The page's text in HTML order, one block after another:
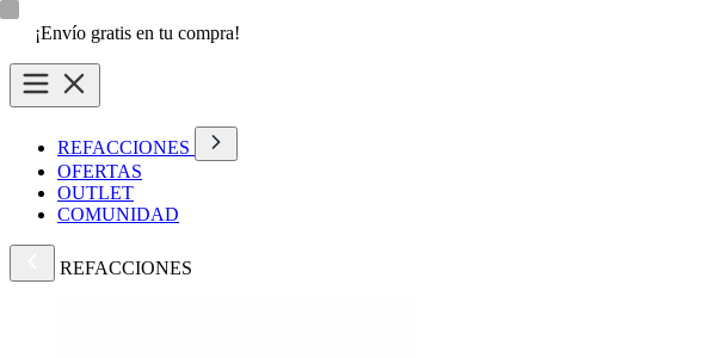
¡Envío gratis en tu compra!
REFACCIONES
OFERTAS
OUTLET
COMUNIDAD
REFACCIONES